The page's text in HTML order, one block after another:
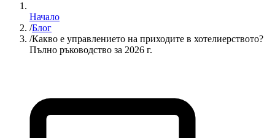
Начало
/Блог
/Какво е управлението на приходите в хотелиерството?
Пълно ръководство за 2026 г.